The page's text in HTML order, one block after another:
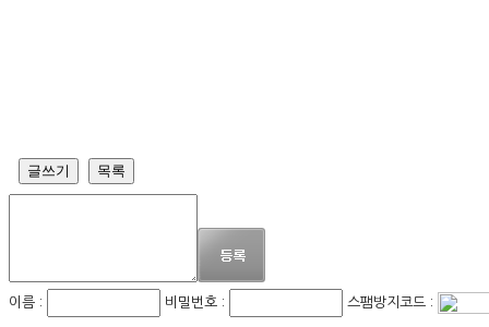
글쓰기 목록
이름 : 비밀번호 : 스팸방지코드 :